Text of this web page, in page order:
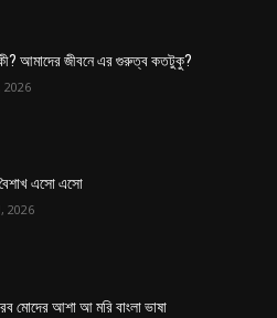
আমাদের জীবনে এর গুরুত্ব কতটুকু?
2026
এসো এসো
2026
মোদের আশা আ মরি বাংলা ভাষা